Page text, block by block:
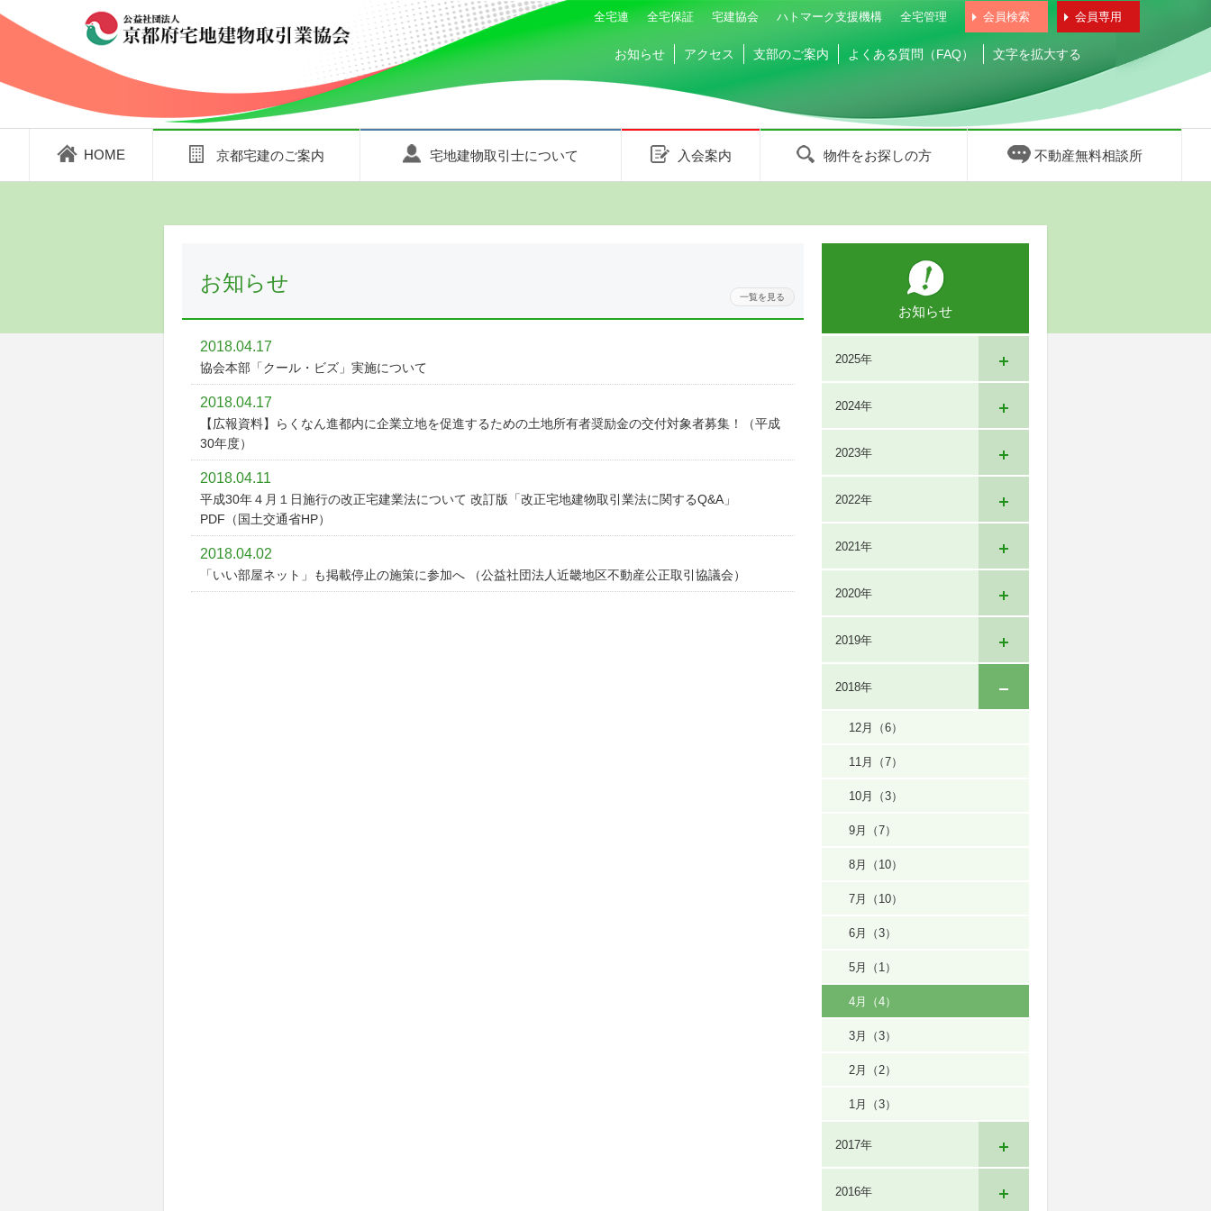
全宅連 全宅保証 宅建協会 ハトマーク支援機構 全宅管理 会員検索 会員専用
お知らせ アクセス 支部のご案内 よくある質問（FAQ） 文字を拡大する
HOME 京都宅建のご案内 宅地建物取引士について 入会案内 物件をお探しの方 不動産無料相談所
お知らせ
一覧を見る
2018.04.17
協会本部「クール・ビズ」実施について
2018.04.17
【広報資料】らくなん進都内に企業立地を促進するための土地所有者奨励金の交付対象者募集！（平成
30年度）
2018.04.11
平成30年４月１日施行の改正宅建業法について 改訂版「改正宅地建物取引業法に関するQ&A」
PDF（国土交通省HP）
2018.04.02
「いい部屋ネット」も掲載停止の施策に参加へ （公益社団法人近畿地区不動産公正取引協議会）
お知らせ
2025年
2024年
2023年
2022年
2021年
2020年
2019年
2018年
12月 （6）
11月 （7）
10月 （3）
9月 （7）
8月 （10）
7月 （10）
6月 （3）
5月 （1）
4月 （4）
3月 （3）
2月 （2）
1月 （3）
2017年
2016年